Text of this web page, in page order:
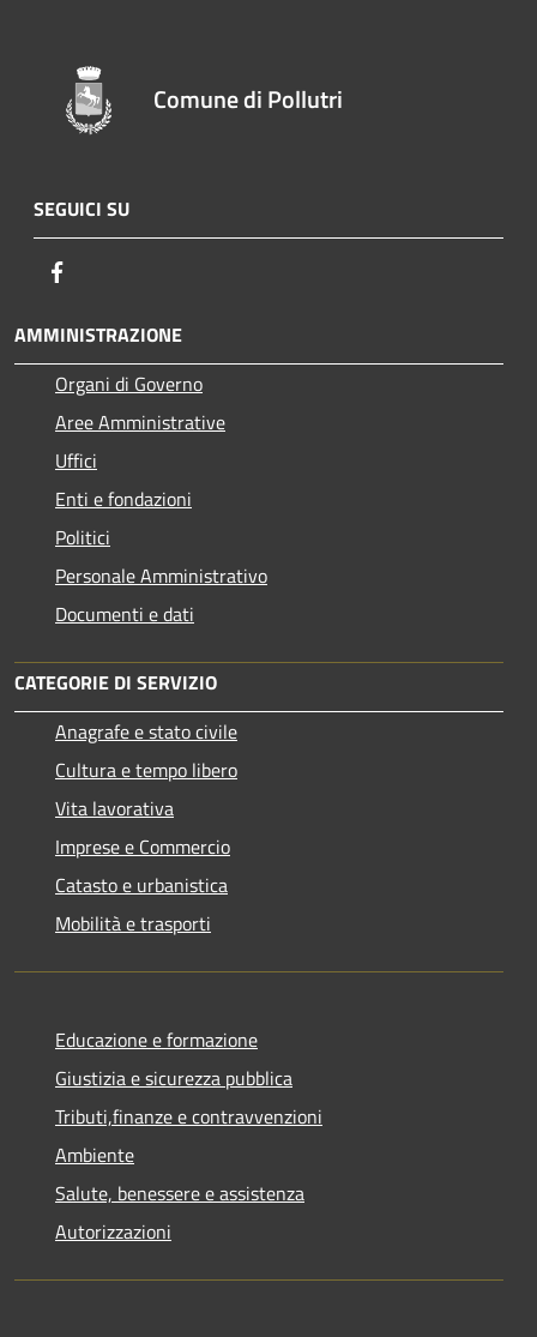
Comune di Pollutri
SEGUICI SU
AMMINISTRAZIONE
Organi di Governo
Aree Amministrative
Uffici
Enti e fondazioni
Politici
Personale Amministrativo
Documenti e dati
CATEGORIE DI SERVIZIO
Anagrafe e stato civile
Cultura e tempo libero
Vita lavorativa
Imprese e Commercio
Catasto e urbanistica
Mobilità e trasporti
Educazione e formazione
Giustizia e sicurezza pubblica
Tributi,finanze e contravvenzioni
Ambiente
Salute, benessere e assistenza
Autorizzazioni